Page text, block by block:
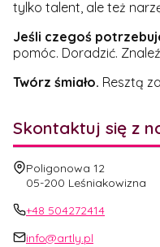
tylko talent, ale też
Jeśli czegoś
pomóc. Doradzić.
Twórz śmiało. Resztą
Skontaktuj się z
Adres:
Poligonowa 12
05-200 Leśniakowizna
+48 504272414
info@artly.pl